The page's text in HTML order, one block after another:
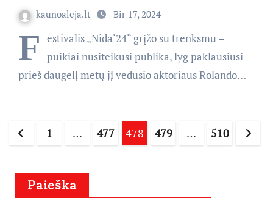
kaunoaleja.lt Bir 17, 2024
F estivalis „Nida‘24“ grįžo su trenksmu –
puikiai nusiteikusi publika, lyg paklausiusi
prieš daugelį metų jį vedusio aktoriaus Rolando…
Įrašų
1 … 477 478 479 … 510
Paieška